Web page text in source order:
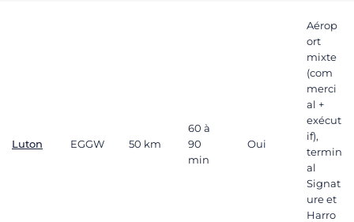
Luton EGGW 50 km
60 à
90
min
Oui
Aérop
ort
mixte
(com
merci
al +
exécut
if),
termin
al
Signat
ure et
Harro